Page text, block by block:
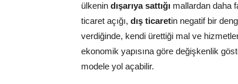
ülkenin dışarıya sattığı mallardan daha
ticaret açığı, dış ticaretin negatif bir
verdiğinde, kendi ürettiği mal ve
ekonomik yapısına göre değişkenlik
modele yol açabilir.